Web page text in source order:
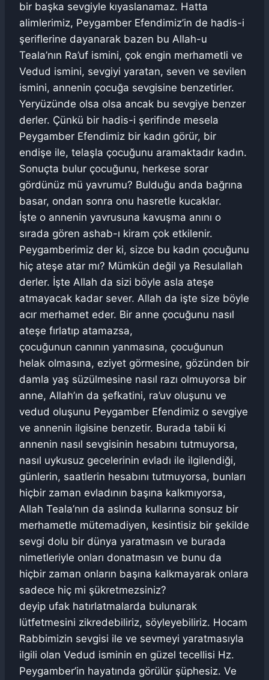
bir başka sevgiyle kıyaslanamaz. Hatta
alimlerimiz, Peygamber Efendimiz’in de hadis-i
şeriflerine dayanarak bazen bu Allah-u
Teala’nın Ra’uf ismini, çok engin merhametli ve
Vedud ismini, sevgiyi yaratan, seven ve sevilen
ismini, annenin çocuğa sevgisine benzetirler.
Yeryüzünde olsa olsa ancak bu sevgiye benzer
derler. Çünkü bir hadis-i şerifinde mesela
Peygamber Efendimiz bir kadın görür, bir
endişe ile, telaşla çocuğunu aramaktadır kadın.
Sonuçta bulur çocuğunu, herkese sorar
gördünüz mü yavrumu? Bulduğu anda bağrına
basar, ondan sonra onu hasretle kucaklar.
İşte o annenin yavrusuna kavuşma anını o
sırada gören ashab-ı kiram çok etkilenir.
Peygamberimiz der ki, sizce bu kadın çocuğunu
hiç ateşe atar mı? Mümkün değil ya Resulallah
derler. İşte Allah da sizi böyle asla ateşe
atmayacak kadar sever. Allah da işte size böyle
acır merhamet eder. Bir anne çocuğunu nasıl
ateşe fırlatıp atamazsa,
çocuğunun canının yanmasına, çocuğunun
helak olmasına, eziyet görmesine, gözünden bir
damla yaş süzülmesine nasıl razı olmuyorsa bir
anne, Allah’ın da şefkatini, ra’uv oluşunu ve
vedud oluşunu Peygamber Efendimiz o sevgiye
ve annenin ilgisine benzetir. Burada tabii ki
annenin nasıl sevgisinin hesabını tutmuyorsa,
nasıl uykusuz gecelerinin evladı ile ilgilendiği,
günlerin, saatlerin hesabını tutmuyorsa, bunları
hiçbir zaman evladının başına kalkmıyorsa,
Allah Teala’nın da aslında kullarına sonsuz bir
merhametle mütemadiyen, kesintisiz bir şekilde
sevgi dolu bir dünya yaratmasın ve burada
nimetleriyle onları donatmasın ve bunu da
hiçbir zaman onların başına kalkmayarak onlara
sadece hiç mi şükretmezsiniz?
deyip ufak hatırlatmalarda bulunarak
lütfetmesini zikredebiliriz, söyleyebiliriz. Hocam
Rabbimizin sevgisi ile ve sevmeyi yaratmasıyla
ilgili olan Vedud isminin en güzel tecellisi Hz.
Peygamber’in hayatında görülür şüphesiz. Ve